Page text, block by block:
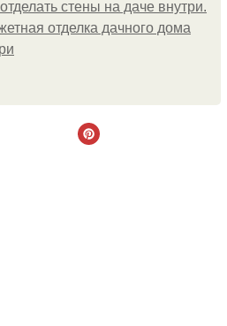
стены на даче внутри.
отделка дачного дома